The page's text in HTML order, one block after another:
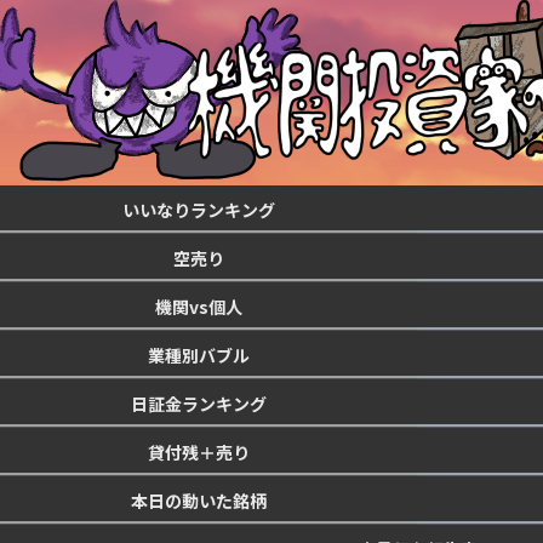
いいなりランキング
空売り
機関vs個人
業種別バブル
日証金ランキング
貸付残＋売り
本日の動いた銘柄